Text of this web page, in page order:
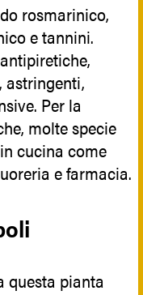
rosmarinico,
e tannini.
astringenti,
Per la
molte specie
cucina come
e farmacia.
questa pianta